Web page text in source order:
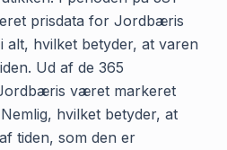
prisdata for Jordbæris
alt, hvilket betyder, at varen
Ud af de 365
været markeret
hvilket betyder, at
tiden, som den er